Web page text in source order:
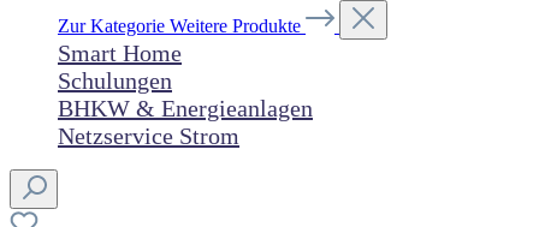
Zur Kategorie Weitere Produkte
Smart Home
Schulungen
BHKW & Energieanlagen
Netzservice Strom